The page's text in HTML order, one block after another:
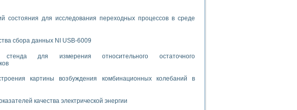
и оптических монокристаллов
цепи и сигналы»
полигармонической экстраполяции
состояния для исследования переходных процессов в среде
сбора данных NI USB-6009
стенда для измерения относительного остаточного
картины возбуждения комбинационных колебаний в
качества электрической энергии